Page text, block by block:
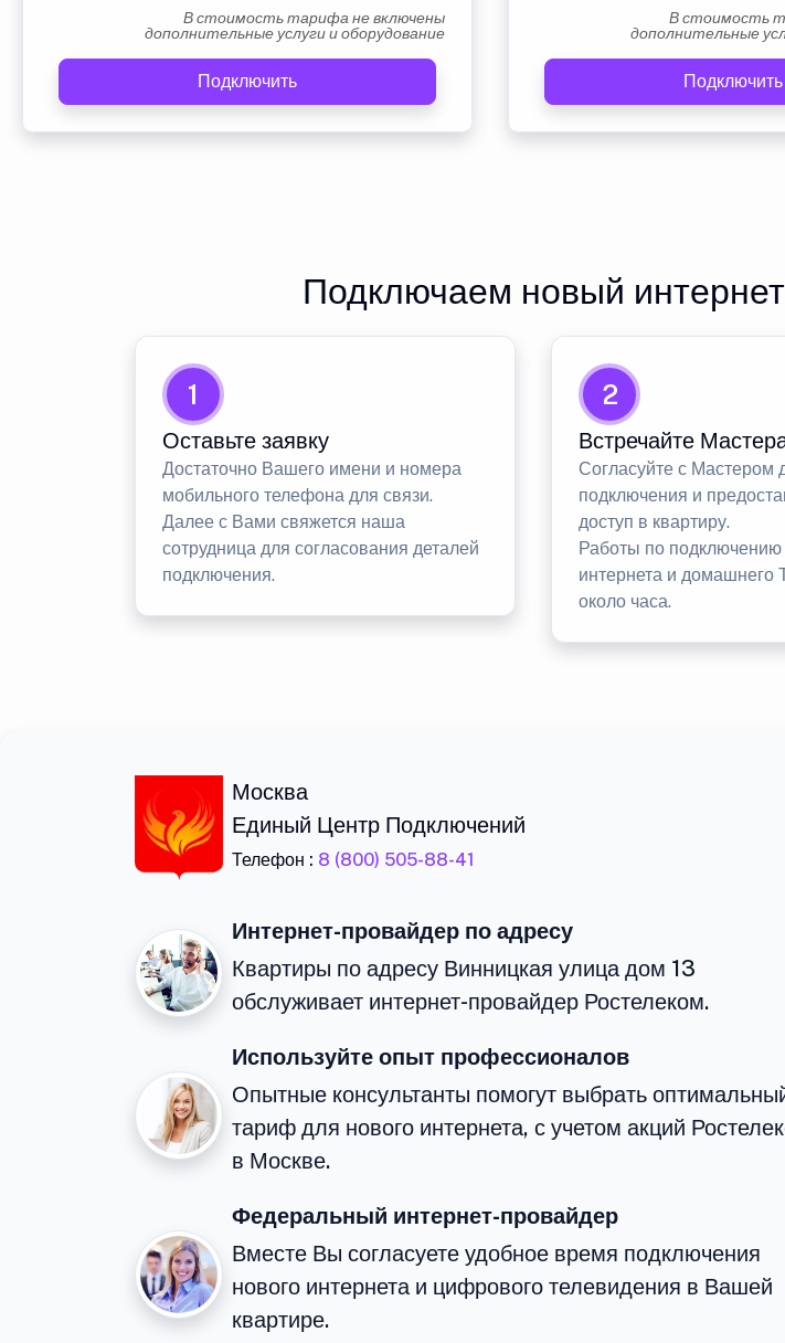
В стоимость тарифа не включены
дополнительные услуги и оборудование
Подключить
В стоимость
дополнительные
Подключить
Подключаем новый
1
Оставьте заявку
Достаточно Вашего имени и номера
мобильного телефона для связи.
Далее с Вами свяжется наша
сотрудница для согласования деталей
подключения.
2
Встречайте
Согласуйте с Мастером
подключения и
доступ в квартиру.
Работы по подключению
интернета и домашнего
около часа.
Москва
Единый Центр Подключений
Телефон : 8 (800) 505-88-41
Интернет-провайдер по адресу
Квартиры по адресу Винницкая улица дом 13
обслуживает интернет-провайдер Ростелеком.
Используйте опыт профессионалов
Опытные консультанты помогут выбрать
тариф для нового интернета, с учетом акций
в Москве.
Федеральный интернет-провайдер
Вместе Вы согласуете удобное время подключения
нового интернета и цифрового телевидения в Вашей
квартире.